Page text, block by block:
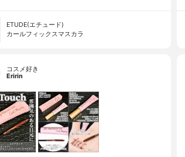
ETUDE(エチュード)
カールフィックスマスカラ
コスメ好き
Eririn